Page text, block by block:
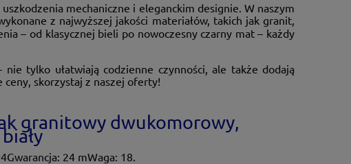
mechaniczne i eleganckim designie. W naszym
z najwyższej jakości materiałów, takich jak granit,
– od klasycznej bieli po nowoczesny czarny mat – każdy
tylko ułatwiają codzienne czynności, ale także dodają
skorzystaj z naszej oferty!
granitowy dwukomorowy,
24 mWaga: 18.